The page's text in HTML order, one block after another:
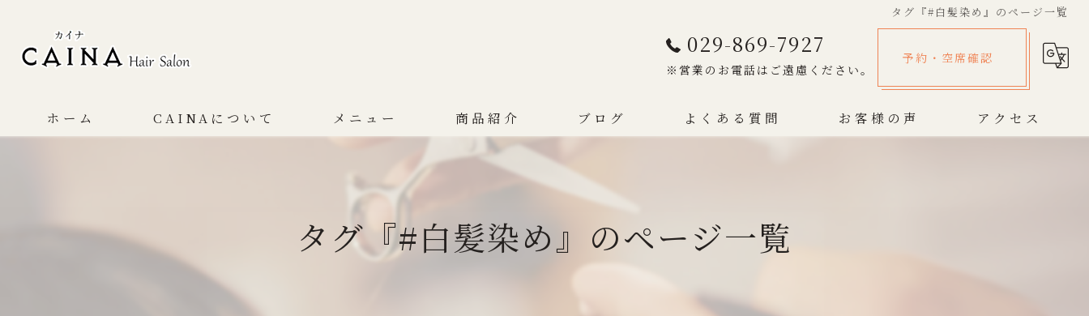
タグ『#白髪染め』のページ一覧
029-869-7927
※営業のお電話はご遠慮ください。
予約・空席確認
ホーム CAINAについて メニュー 商品紹介 ブログ よくある質問 お客様の声 アクセス
タグ『#白髪染め』のページ一覧